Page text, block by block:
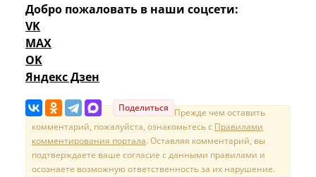
Добро пожаловать в наши соцсети:
VK
MAX
OK
Яндекс Дзен
Поделиться Прежде чем оставить
комментарий, пожалуйста, ознакомьтесь с Правилами
комментирования портала. Оставляя комментарий, вы
подтверждаете ваше согласие с данными правилами и
осознаете возможную ответственность за их нарушение.